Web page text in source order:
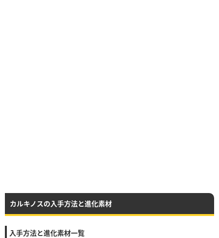
カルキノスの入手方法と進化素材
入手方法と進化素材一覧